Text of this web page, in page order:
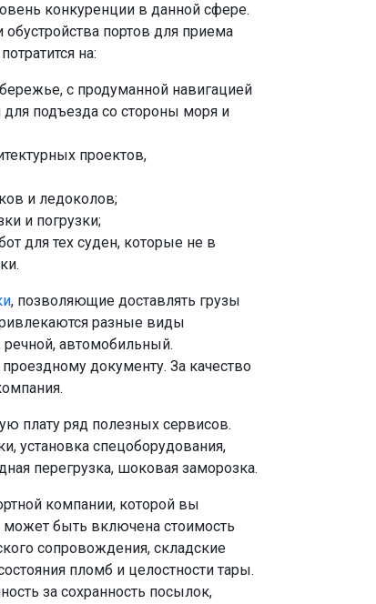
конкуренции в данной сфере.
обустройства портов для приема
на:
с продуманной навигацией
подъезда со стороны моря и
проектов,
и ледоколов;
и погрузки;
для тех суден, которые не в
, позволяющие доставлять грузы
разные виды
автомобильный.
документу. За качество
плату ряд полезных сервисов.
установка спецоборудования,
перегрузка, шоковая заморозка.
компании, которой вы
может быть включена стоимость
сопровождения, складские
пломб и целостности тары.
за сохранность посылок,